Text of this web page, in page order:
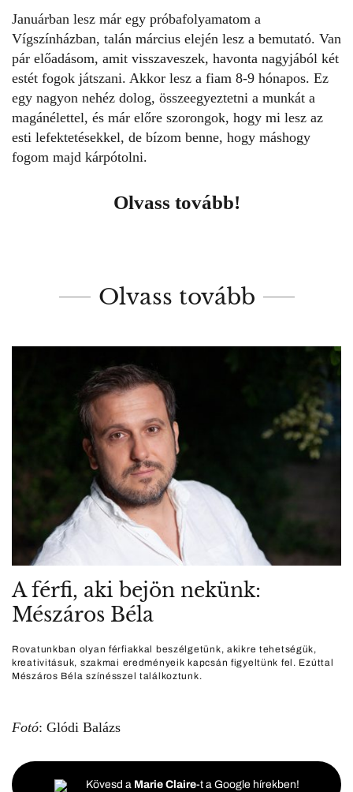
Januárban lesz már egy próbafolyamatom a
Vígszínházban, talán március elején lesz a bemutató. Van
pár előadásom, amit visszaveszek, havonta nagyjából két
estét fogok játszani. Akkor lesz a fiam 8-9 hónapos. Ez
egy nagyon nehéz dolog, összeegyeztetni a munkát a
magánélettel, és már előre szorongok, hogy mi lesz az
esti lefektetésekkel, de bízom benne, hogy máshogy
fogom majd kárpótolni.
Olvass tovább!
Olvass tovább
A férfi, aki bejön nekünk:
Mészáros Béla
Rovatunkban olyan férfiakkal beszélgetünk, akikre tehetségük,
kreativitásuk, szakmai eredményeik kapcsán figyeltünk fel. Ezúttal
Mészáros Béla színésszel találkoztunk.
Fotó: Glódi Balázs
Kövesd a Marie Claire-t a Google hírekben!